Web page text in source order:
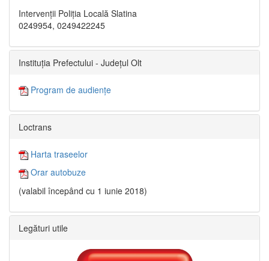
Intervenții Poliția Locală Slatina
0249954, 0249422245
Instituția Prefectului - Județul Olt
Program de audiențe
Loctrans
Harta traseelor
Orar autobuze
(valabil începând cu 1 iunie 2018)
Legături utile